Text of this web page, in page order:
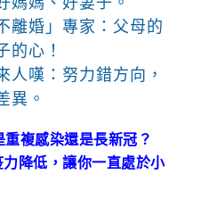
離婚」專家：父母的
的心！
人嘆：努力錯方向，
異。
複感染還是長新冠？
降低，讓你一直處於小